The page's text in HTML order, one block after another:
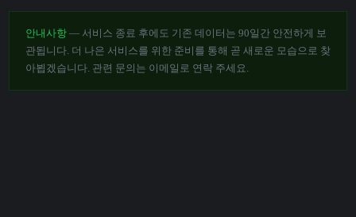
안내사항 — 서비스 종료 후에도 기존 데이터는 90일간 안전하게 보
관됩니다. 더 나은 서비스를 위한 준비를 통해 곧 새로운 모습으로 찾
아뵙겠습니다. 관련 문의는 이메일로 연락 주세요.